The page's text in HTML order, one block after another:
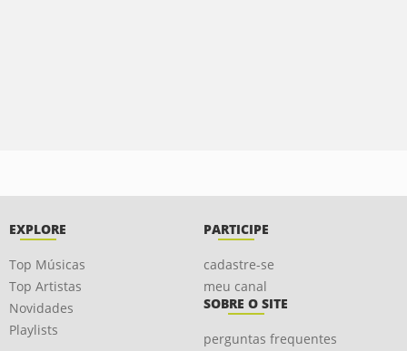
EXPLORE
Top Músicas
Top Artistas
Novidades
Playlists
PARTICIPE
cadastre-se
meu canal
SOBRE O SITE
perguntas frequentes